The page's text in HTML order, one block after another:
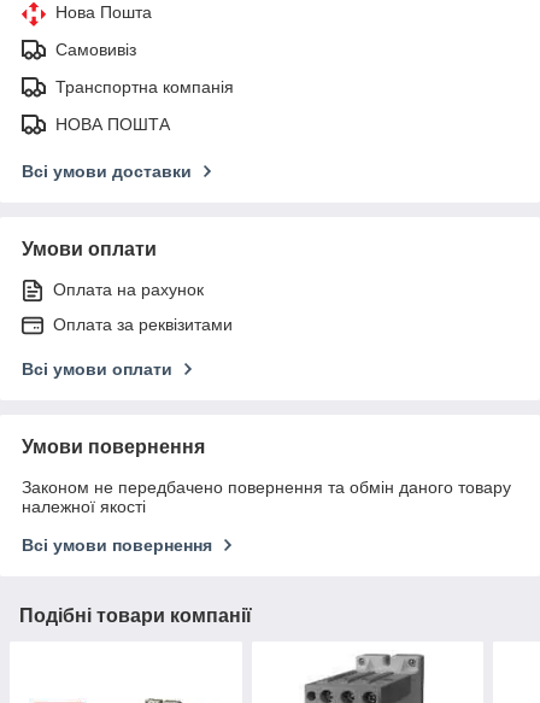
Нова Пошта
Самовивіз
Транспортна компанія
НОВА ПОШТА
Всі умови доставки
Умови оплати
Оплата на рахунок
Оплата за реквізитами
Всі умови оплати
Умови повернення
Законом не передбачено повернення та обмін даного товару
належної якості
Всі умови повернення
Подібні товари компанії